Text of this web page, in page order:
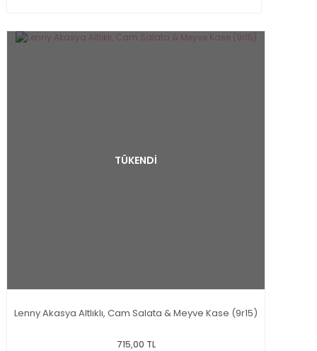
TÜKENDİ
Lenny Akasya Altlıklı, Cam Salata & Meyve Kase (9r15)
715,00 TL